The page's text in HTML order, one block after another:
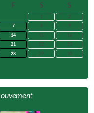
F S S
1
2
7 8
9
14 15
16
21 22
23
28 29
30